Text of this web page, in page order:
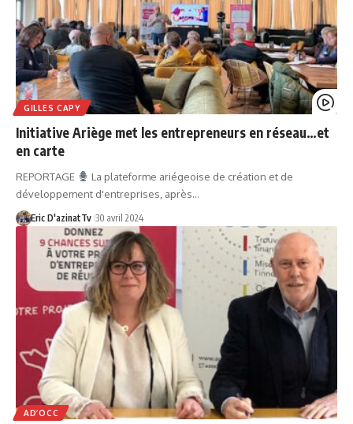
GILLES CAPY
Initiative Ariège met les entrepreneurs en réseau…et
en carte
REPORTAGE
La plateforme ariégeoise de création et de
développement d'entreprises, après…
Eric D'azinatTv 30 avril 2024
AD’OCC